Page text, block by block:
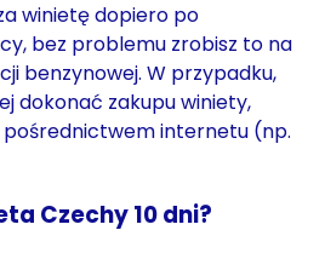
winietę dopiero po
bez problemu zrobisz to na
benzynowej. W przypadku,
dokonać zakupu winiety,
pośrednictwem internetu (np.
Czechy 10 dni?